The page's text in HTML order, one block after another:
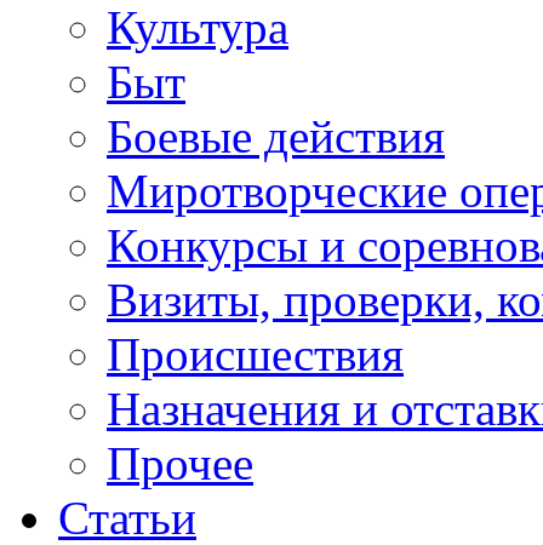
Культура
Быт
Боевые действия
Миротворческие
Конкурсы и
Визиты, проверки,
Происшествия
Назначения и
Прочее
Статьи